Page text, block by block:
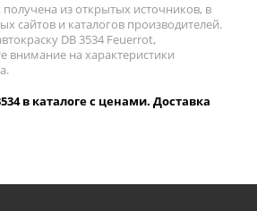
из открытых источников, в
сайтов и каталогов производителей.
DB 3534 Feuerrot,
внимание на характеристики
в каталоге с ценами. Доставка